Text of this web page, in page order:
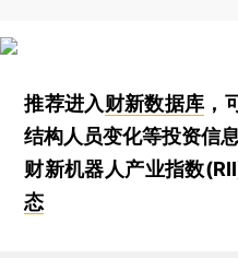
推荐进入财新数据库 ，
结构人员变化等投资信息
财新机器人产业指数
态